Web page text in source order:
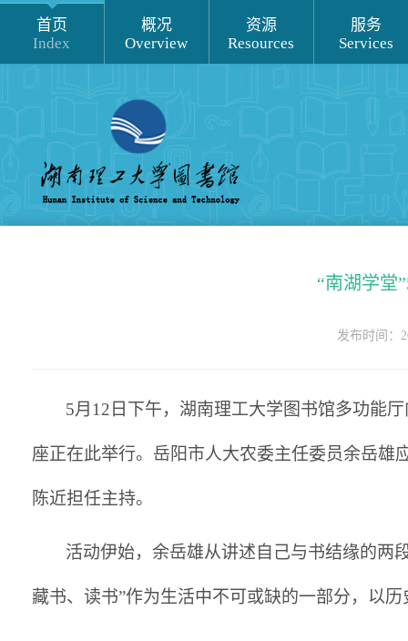
首页
Index
概况
Overview
资源
Resources
服务
Services
“南湖学堂
发布时间：
5月12日下午，湖南理工大学图书馆多功能
座正在此举行。岳阳市人大农委主任委员余岳雄
陈近担任主持。
活动伊始，余岳雄从讲述自己与书结缘的两
藏书、读书”作为生活中不可或缺的一部分，以